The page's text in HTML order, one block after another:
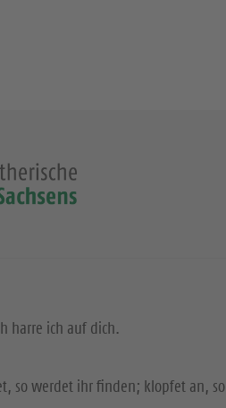
harre ich auf dich.
so werdet ihr finden; klopfet an,